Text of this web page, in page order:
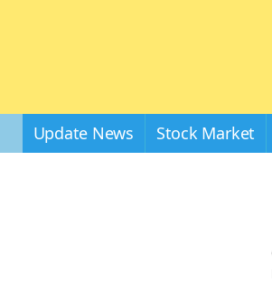
Update News Stock Market